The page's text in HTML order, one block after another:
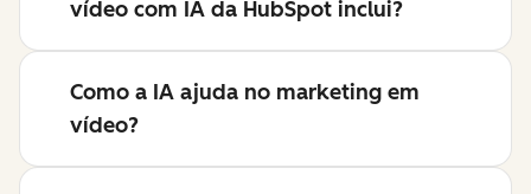
vídeo com IA da HubSpot inclui?
Como a IA ajuda no marketing em
vídeo?